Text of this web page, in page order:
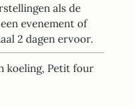
als de
evenement of
2 dagen ervoor.
koeling, Petit four